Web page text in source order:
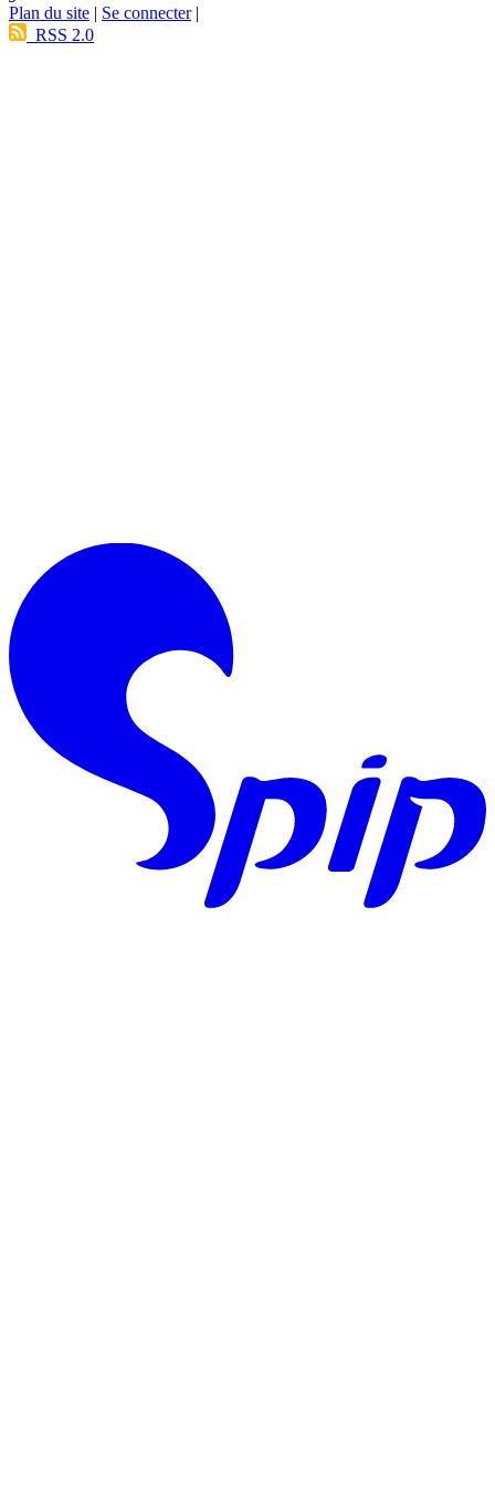
Plan du site | Se connecter|
RSS 2.0